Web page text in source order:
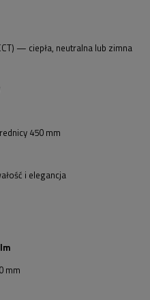
— ciepła, neutralna lub zimna
450 mm
i elegancja
mm